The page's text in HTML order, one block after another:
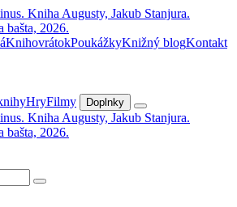
KnihovrátokPoukážkyKnižný blogKontakt
HryFilmy Doplnky